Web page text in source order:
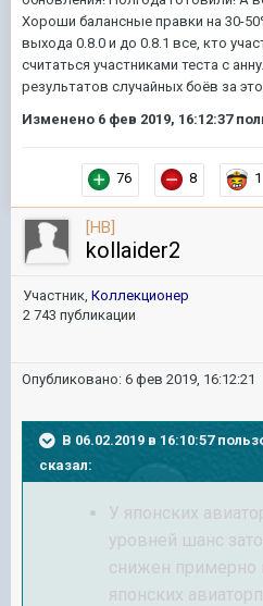
Хороши балансные правки на 30-
выхода 0.8.0 и до 0.8.1 все, кто
считаться участниками теста с
результатов случайных боёв за
Изменено 6 фев 2019, 16:12:37
76 8 1
[HB]
kollaider2
Участник, Коллекционер
2 743 публикации
Опубликовано: 6 фев 2019, 16:12:21
В 06.02.2019 в 16:10:57
сказал:
У японских
уровней шанс
снижен примерно
японских